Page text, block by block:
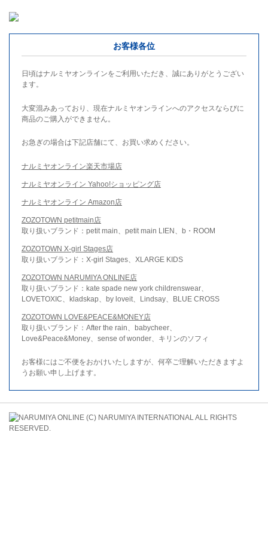
お客様各位
日頃はナルミヤオンラインをご利用いただき、誠にありがとうござい
ます。
大変混みあっており、現在ナルミヤオンラインへのアクセスならびに
商品のご購入ができません。
お急ぎの場合は下記店舗にて、お買い求めください。
ナルミヤオンライン楽天市場店
ナルミヤオンライン Yahoo!ショッピング店
ナルミヤオンライン Amazon店
ZOZOTOWN petitmain店
取り扱いブランド：petit main、petit main LIEN、b・ROOM
ZOZOTOWN X-girl Stages店
取り扱いブランド：X-girl Stages、XLARGE KIDS
ZOZOTOWN NARUMIYA ONLINE店
取り扱いブランド：kate spade new york childrenswear、
LOVETOXIC、kladskap、by loveit、Lindsay、BLUE CROSS
ZOZOTOWN LOVE&PEACE&MONEY店
取り扱いブランド：After the rain、babycheer、
Love&Peace&Money、sense of wonder、キリンのソフィ
お客様にはご不便をおかけいたしますが、何卒ご理解いただきますよ
うお願い申し上げます。